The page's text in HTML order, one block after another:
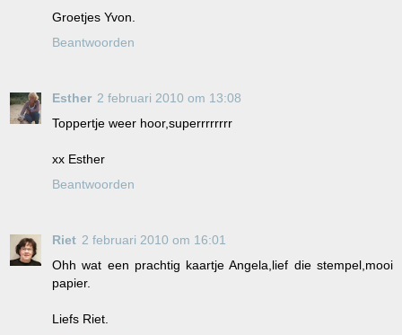
Groetjes Yvon.
Beantwoorden
Esther 2 februari 2010 om 13:08
Toppertje weer hoor,superrrrrrrr
xx Esther
Beantwoorden
Riet 2 februari 2010 om 16:01
Ohh wat een prachtig kaartje Angela,lief die stempel,mooi
papier.
Liefs Riet.